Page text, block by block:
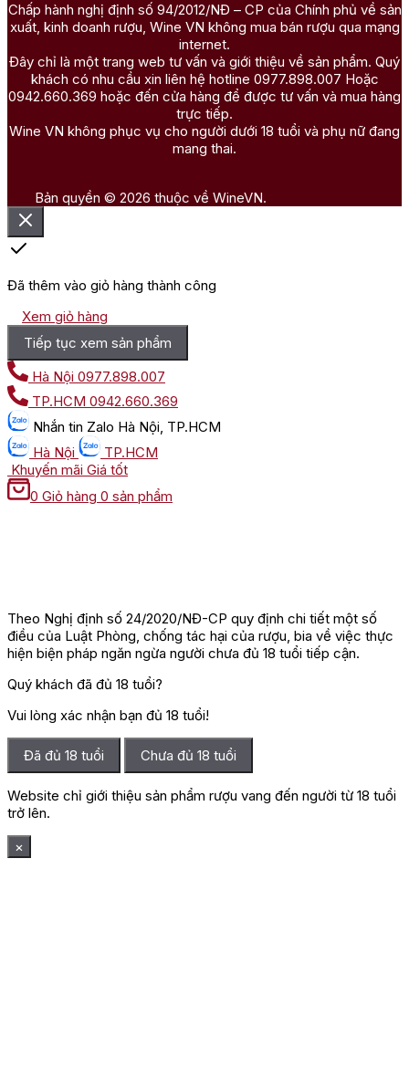
Chấp hành nghị định số 94/2012/NĐ – CP của Chính phủ về sản
xuất, kinh doanh rượu, Wine VN không mua bán rượu qua mạng
internet.
Đây chỉ là một trang web tư vấn và giới thiệu về sản phẩm. Quý
khách có nhu cầu xin liên hệ hotline 0977.898.007 Hoặc
0942.660.369 hoặc đến cửa hàng để được tư vấn và mua hàng
trực tiếp.
Wine VN không phục vụ cho người dưới 18 tuổi và phụ nữ đang
mang thai.
Bản quyền © 2026 thuộc về WineVN.
Đã thêm vào giỏ hàng thành công
Xem giỏ hàng
Tiếp tục xem sản phẩm
Hà Nội 0977.898.007
TP.HCM 0942.660.369
Nhắn tin Zalo Hà Nội, TP.HCM
Hà Nội
TP.HCM
Khuyến mãi Giá tốt
0 Giỏ hàng 0 sản phẩm
Theo Nghị định số 24/2020/NĐ-CP quy định chi tiết một số
điều của Luật Phòng, chống tác hại của rượu, bia về việc thực
hiện biện pháp ngăn ngừa người chưa đủ 18 tuổi tiếp cận.
Quý khách đã đủ 18 tuổi?
Vui lòng xác nhận bạn đủ 18 tuổi!
Đã đủ 18 tuổi Chưa đủ 18 tuổi
Website chỉ giới thiệu sản phẩm rượu vang đến người từ 18 tuổi
trở lên.
×